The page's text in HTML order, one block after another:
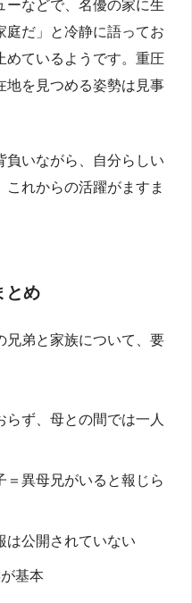
ーなどで、名優の家に生
庭だ」と冷静に語ってお
めているようです。重圧
地を見つめる姿勢は見事
負いながら、自分らしい
れからの活躍がますま
とめ
兄弟と家族について、要
ず、母との間では一人
＝異母兄がいると報じら
は公開されていない
基本